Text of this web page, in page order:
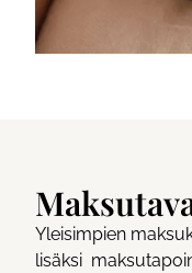
Yleisimpien
lisäksi